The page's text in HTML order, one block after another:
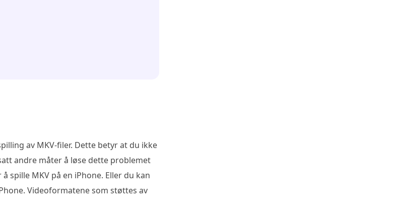
av MKV-filer. Dette betyr at du ikke
andre måter å løse dette problemet
spille MKV på en iPhone. Eller du kan
Videoformatene som støttes av